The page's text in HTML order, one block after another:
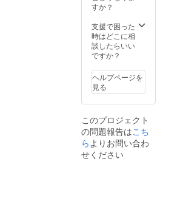
すか？
支援で困った
時はどこに相
談したらいい
ですか？
ヘルプページを
見る
このプロジェクト
の問題報告はこち
ら よりお問い合わ
せください